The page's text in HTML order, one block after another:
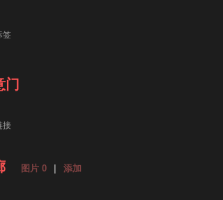
签
门
接
图片 0 | 添加